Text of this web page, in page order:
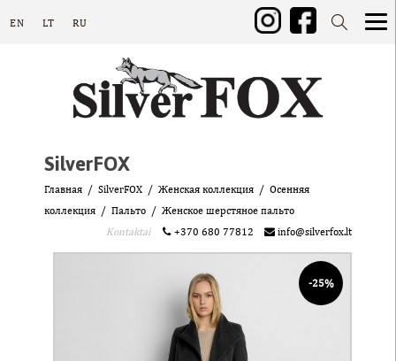
EN LT RU
SilverFOX
Главная SilverFOX Женская коллекция
Осенняя
коллекция
Пальто
Женское шерстяное пальто
Kontaktai
+370 680 77812 info@silverfox.lt
-25%